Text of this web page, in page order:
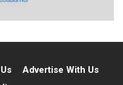
Advertise With Us